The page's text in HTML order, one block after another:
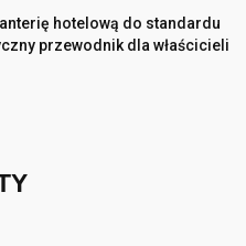
hotelową do standardu
przewodnik dla właścicieli